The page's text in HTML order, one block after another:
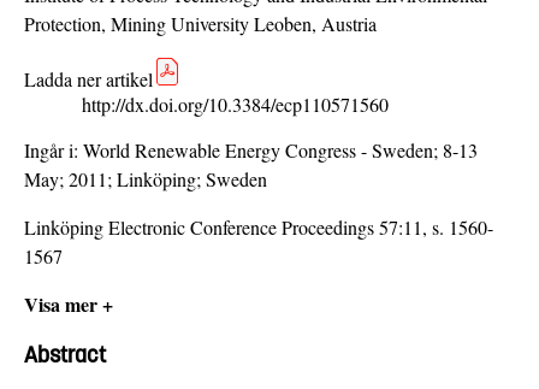
Protection, Mining University Leoben, Austria
Ladda ner artikel
http://dx.doi.org/10.3384/ecp110571560
Ingår i: World Renewable Energy Congress - Sweden; 8-13
May; 2011; Linköping; Sweden
Linköping Electronic Conference Proceedings 57:11, s. 1560-
1567
Visa mer +
Abstract